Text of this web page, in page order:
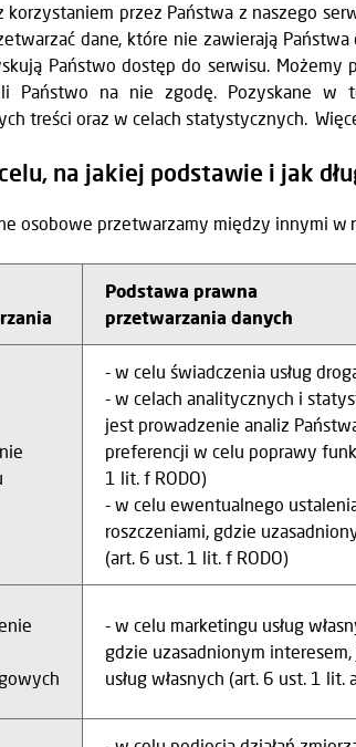
korzystaniem przez Państwa z naszego
dane, które nie zawierają
Państwo dostęp do serwisu.
Państwo na nie zgodę. Pozyskane w
treści oraz w celach statystycznych.
na jakiej podstawie i jak
osobowe przetwarzamy między innymi w
Podstawa prawna
przetwarzania danych
- w celu świadczenia usług
- w celach analitycznych i
jest prowadzenie analiz
preferencji w celu poprawy
1 lit. f RODO)
- w celu ewentualnego
roszczeniami, gdzie
(art. 6 ust. 1 lit. f RODO)
- w celu marketingu usług
gdzie uzasadnionym
usług własnych (art. 6 ust. 1 lit.